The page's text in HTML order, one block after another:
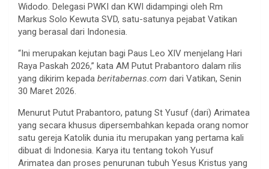
Widodo. Delegasi PWKI dan KWI didampingi oleh Rm
Markus Solo Kewuta SVD, satu-satunya pejabat Vatikan
yang berasal dari Indonesia.
“Ini merupakan kejutan bagi Paus Leo XIV menjelang Hari
Raya Paskah 2026,” kata AM Putut Prabantoro dalam rilis
yang dikirim kepada beritabernas.com dari Vatikan, Senin
30 Maret 2026.
Menurut Putut Prabantoro, patung St Yusuf (dari) Arimatea
yang secara khusus dipersembahkan kepada orang nomor
satu gereja Katolik dunia itu merupakan yang pertama kali
dibuat di Indonesia. Karya itu tentang tokoh Yusuf
Arimatea dan proses penurunan tubuh Yesus Kristus yang